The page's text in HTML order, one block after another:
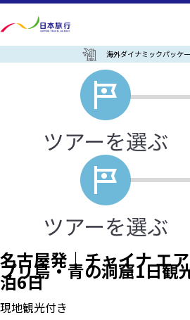
海外ダイナミックパッケ
名古屋発｜チャイナ エ
プリ島・青の洞窟1日観
泊6日
現地観光付き